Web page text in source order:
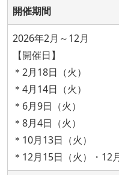
開催期間
2026年2月～12月
【開催日】
＊2月18日（火）
＊4月14日（火）
＊6月9日（火）
＊8月4日（火）
＊10月13日（火）
＊12月15日（火）・12